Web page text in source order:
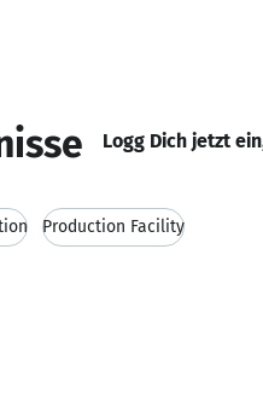
Logg Dich jetzt
Production Facility